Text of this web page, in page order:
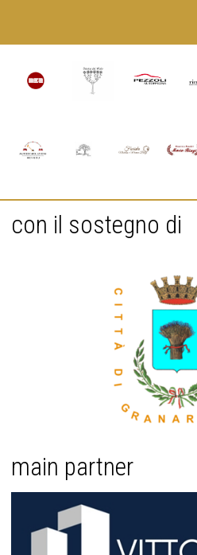
con il sostegno di
main partner